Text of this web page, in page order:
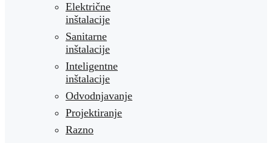
Električne
inštalacije
Sanitarne
inštalacije
Inteligentne
inštalacije
Odvodnjavanje
Projektiranje
Razno